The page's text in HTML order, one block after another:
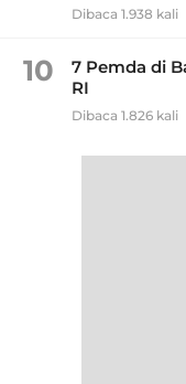
Dibaca 1.938 kali
10
7 Pemda di
RI
Dibaca 1.826 kali